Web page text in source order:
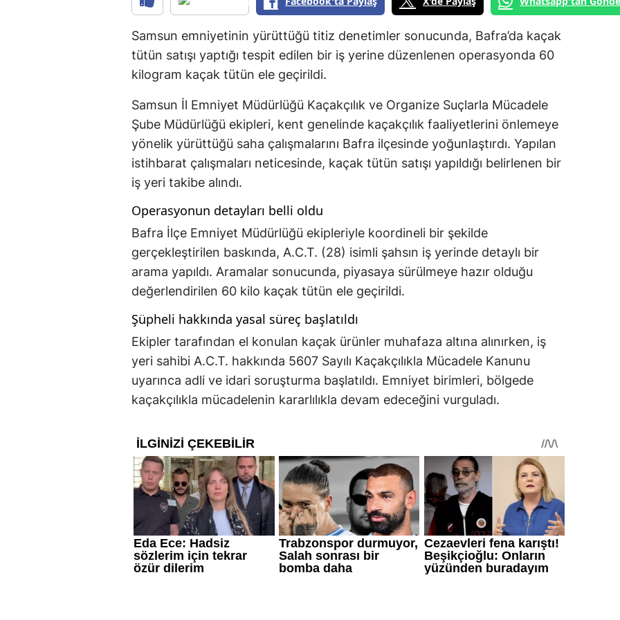
Samsun emniyetinin yürüttüğü titiz denetimler sonucunda, Bafra’da kaçak
tütün satışı yaptığı tespit edilen bir iş yerine düzenlenen operasyonda 60
kilogram kaçak tütün ele geçirildi.
Samsun İl Emniyet Müdürlüğü Kaçakçılık ve Organize Suçlarla Mücadele
Şube Müdürlüğü ekipleri, kent genelinde kaçakçılık faaliyetlerini önlemeye
yönelik yürüttüğü saha çalışmalarını Bafra ilçesinde yoğunlaştırdı. Yapılan
istihbarat çalışmaları neticesinde, kaçak tütün satışı yapıldığı belirlenen bir
iş yeri takibe alındı.
Operasyonun detayları belli oldu
Bafra İlçe Emniyet Müdürlüğü ekipleriyle koordineli bir şekilde
gerçekleştirilen baskında, A.C.T. (28) isimli şahsın iş yerinde detaylı bir
arama yapıldı. Aramalar sonucunda, piyasaya sürülmeye hazır olduğu
değerlendirilen 60 kilo kaçak tütün ele geçirildi.
Şüpheli hakkında yasal süreç başlatıldı
Ekipler tarafından el konulan kaçak ürünler muhafaza altına alınırken, iş
yeri sahibi A.C.T. hakkında 5607 Sayılı Kaçakçılıkla Mücadele Kanunu
uyarınca adli ve idari soruşturma başlatıldı. Emniyet birimleri, bölgede
kaçakçılıkla mücadelenin kararlılıkla devam edeceğini vurguladı.